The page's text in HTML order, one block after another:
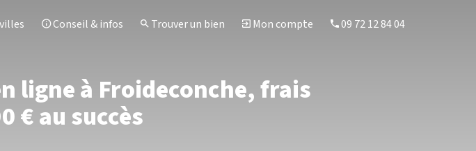
Conseil & infos Trouver un bien Mon compte 09 72 12 84 04
ligne à Froideconche, frais
€ au succès